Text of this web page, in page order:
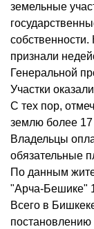
земельные
признали
Генеральной
Участки
С тех пор,
землю более 17
Владельцы
обязательные
По данным
"Арча-Бешике"
Всего в